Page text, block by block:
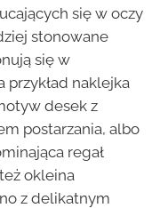
się w oczy
stonowane
się w
przykład naklejka
desek z
postarzania, albo
regał
okleina
z delikatnym